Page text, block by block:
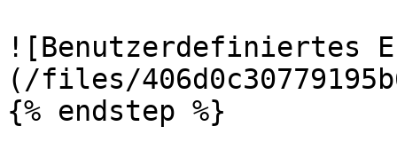
![Benutzerdefiniertes
(/files/
{% endstep %}